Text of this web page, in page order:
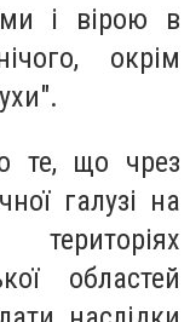
і вірою в
окрім
те, що чрез
галузі на
областей